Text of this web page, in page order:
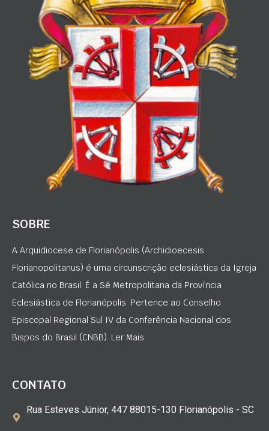
SOBRE
A Arquidiocese de Florianópolis (Archidioecesis
Florianopolitanus) é uma circunscrição eclesiástica da Igreja
Católica no Brasil. É a Sé Metropolitana da Província
Eclesiástica de Florianópolis. Pertence ao Conselho
Episcopal Regional Sul IV da Conferência Nacional dos
Bispos do Brasil (CNBB). Ler Mais
CONTATO
Rua Esteves Júnior, 447 88015-130 Florianópolis - SC